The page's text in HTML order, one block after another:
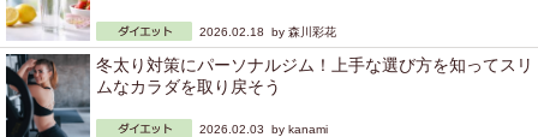
2026.02.18 by 森川彩花
冬太り対策にパーソナルジム！上手な選び方を知ってスリ
ムなカラダを取り戻そう
2026.02.03 by kanami